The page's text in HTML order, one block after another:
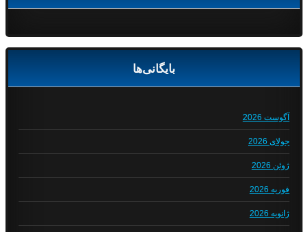
بایگانی‌ها
آگوست 2026
جولای 2026
ژوئن 2026
فوریه 2026
ژانویه 2026